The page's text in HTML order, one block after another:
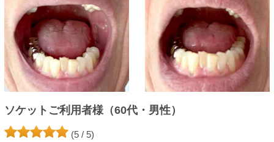
ソケットご利用者様（60代・男性）
(5 / 5)